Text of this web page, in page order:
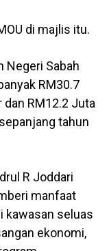
di majlis itu.
Negeri Sabah
RM30.7
RM12.2 Juta
tahun
R Joddari
manfaat
kawasan seluas
ekonomi,